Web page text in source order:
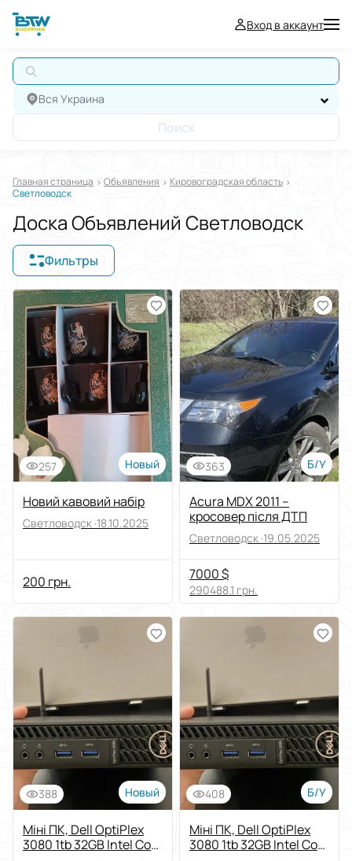
Вход в аккаунт
Вся Украина
Поиск
Главная страница Oбъявления
Кировоградская область
Светловодск
Доска Объявлений Светловодск
Фильтры
Отображать в $€₴
Отсортировать по
Выберите группу категорий
Цена
От До
Состояние
Применить
Сбросить все
257 Новый
Новий кавовий набір
Светловодск ·18.10.2025
200 грн.
363 Б/У
Acura MDX 2011 –
кросовер після ДТП
Светловодск ·19.05.2025
7000 $
290488.1 грн.
388 Новый
Міні ПК, Dell OptiPlex
3080 1tb 32GB Intel Core
408 Б/У
Міні ПК, Dell OptiPlex
3080 1tb 32GB Intel Core